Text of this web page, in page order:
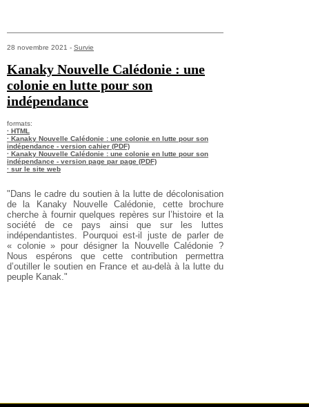
28 novembre 2021 - Survie
Kanaky Nouvelle Calédonie : une
colonie en lutte pour son
indépendance
formats:
· HTML
· Kanaky Nouvelle Calédonie : une colonie en lutte pour son
indépendance - version cahier (PDF)
· Kanaky Nouvelle Calédonie : une colonie en lutte pour son
indépendance - version page par page (PDF)
· sur le site web
"Dans le cadre du soutien à la lutte de décolonisation
de la Kanaky Nouvelle Calédonie, cette brochure
cherche à fournir quelques repères sur l’histoire et la
société de ce pays ainsi que sur les luttes
indépendantistes. Pourquoi est-il juste de parler de
« colonie » pour désigner la Nouvelle Calédonie ?
Nous espérons que cette contribution permettra
d’outiller le soutien en France et au-delà à la lutte du
peuple Kanak."